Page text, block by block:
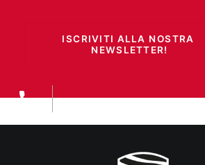
ISCRIVITI ALLA NOSTRA
NEWSLETTER!